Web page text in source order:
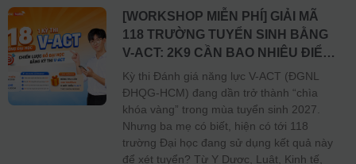
[WORKSHOP MIỄN PHÍ] GIẢI MÃ
118 TRƯỜNG TUYỂN SINH BẰNG
V-ACT: 2K9 CẦN BAO NHIÊU ĐIỂM
ĐỂ “CHẮC SUẤT” ĐỖ?
Kỳ thi Đánh giá năng lực V-ACT (ĐGNL
ĐHQG-HCM) đang dần trở thành “chìa
khóa vàng” trong mùa tuyển sinh 2027.
Nhưng ba mẹ có biết, hiện có tới 118
trường Đại học đang sử dụng kết quả này
để xét tuyển? Từ Y Dược, Luật, Kinh tế,